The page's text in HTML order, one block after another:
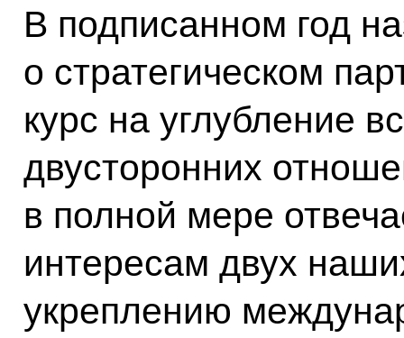
В подписанном год
о стратегическом
курс на углубление
двусторонних
в полной мере
интересам двух
укреплению